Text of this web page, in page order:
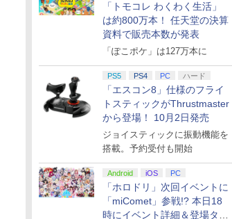
「トモコレ わくわく生活」
は約800万本！ 任天堂の決算
資料で販売本数が発表
「ぽこポケ」は127万本に
PS5 PS4 PC ハード
「エスコン8」仕様のフライ
トスティックがThrustmaster
から登場！ 10月2日発売
ジョイスティックに振動機能を
搭載。予約受付も開始
Android iOS PC
「ホロドリ」次回イベントに
「miComet」参戦!? 本日18
時にイベント詳細＆登場タレ